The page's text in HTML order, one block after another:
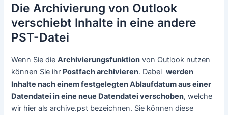
Die Archivierung von Outlook
verschiebt Inhalte in eine andere
PST-Datei
Wenn Sie dieArchivierungsfunktion von Outlook nutzen
können Sie ihr Postfach archivieren. Dabeiwerden
Inhalte nach einem festgelegten Ablaufdatum aus einer
Datendatei in eine neue Datendatei verschoben, welche
wir hier als archive.pst bezeichnen. Sie können diese